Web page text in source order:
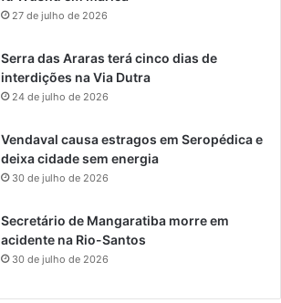
27 de julho de 2026
Serra das Araras terá cinco dias de
interdições na Via Dutra
24 de julho de 2026
Vendaval causa estragos em Seropédica e
deixa cidade sem energia
30 de julho de 2026
Secretário de Mangaratiba morre em
acidente na Rio-Santos
30 de julho de 2026